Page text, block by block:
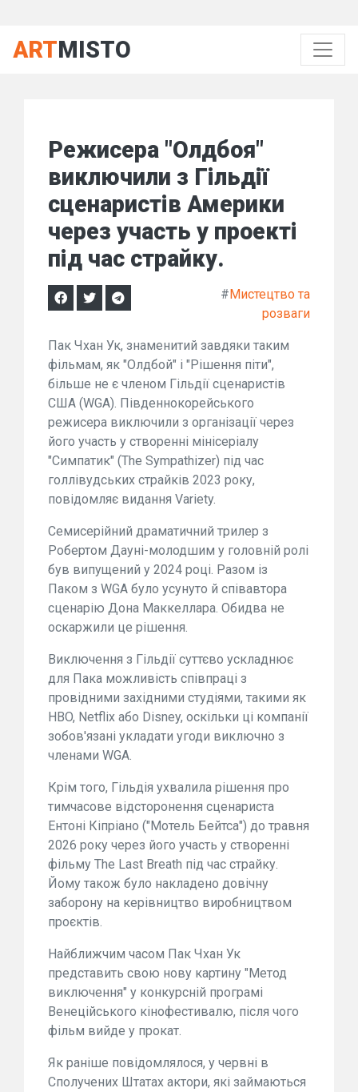
ARTMISTO
Режисера "Олдбоя"
виключили з Гільдії
сценаристів Америки
через участь у проекті
під час страйку.
#Мистецтво та
розваги
Пак Чхан Ук, знаменитий завдяки таким
фільмам, як "Олдбой" і "Рішення піти",
більше не є членом Гільдії сценаристів
США (WGA). Південнокорейського
режисера виключили з організації через
його участь у створенні мінісеріалу
"Симпатик" (The Sympathizer) під час
голлівудських страйків 2023 року,
повідомляє видання Variety.
Семисерійний драматичний трилер з
Робертом Дауні-молодшим у головній ролі
був випущений у 2024 році. Разом із
Паком з WGA було усунуто й співавтора
сценарію Дона Маккеллара. Обидва не
оскаржили це рішення.
Виключення з Гільдії суттєво ускладнює
для Пака можливість співпраці з
провідними західними студіями, такими як
HBO, Netflix або Disney, оскільки ці компанії
зобов'язані укладати угоди виключно з
членами WGA.
Крім того, Гільдія ухвалила рішення про
тимчасове відсторонення сценариста
Ентоні Кіпріано ("Мотель Бейтса") до травня
2026 року через його участь у створенні
фільму The Last Breath під час страйку.
Йому також було накладено довічну
заборону на керівництво виробництвом
проєктів.
Найближчим часом Пак Чхан Ук
представить свою нову картину "Метод
виключення" у конкурсній програмі
Венеційського кінофестивалю, після чого
фільм вийде у прокат.
Як раніше повідомлялося, у червні в
Сполучених Штатах актори, які займаються